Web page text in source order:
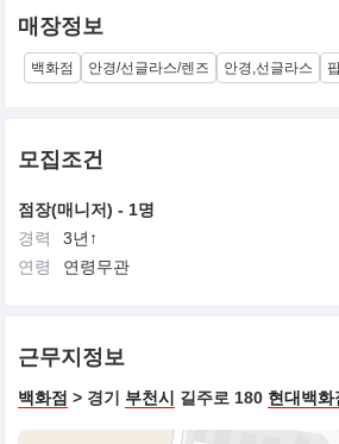
매장정보
백화점 안경/선글라스/렌즈 안경,선글라스
모집조건
점장(매니저) - 1명
경력
3년↑
연령
연령무관
근무지정보
백화점 > 경기 부천시 길주로 180 현대백화